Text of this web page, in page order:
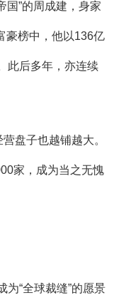
”的周成建，身家
豪榜中，他以136亿
此后多年，亦连续
盘子也越铺越大。
家，成为当之无愧
“全球裁缝”的愿景